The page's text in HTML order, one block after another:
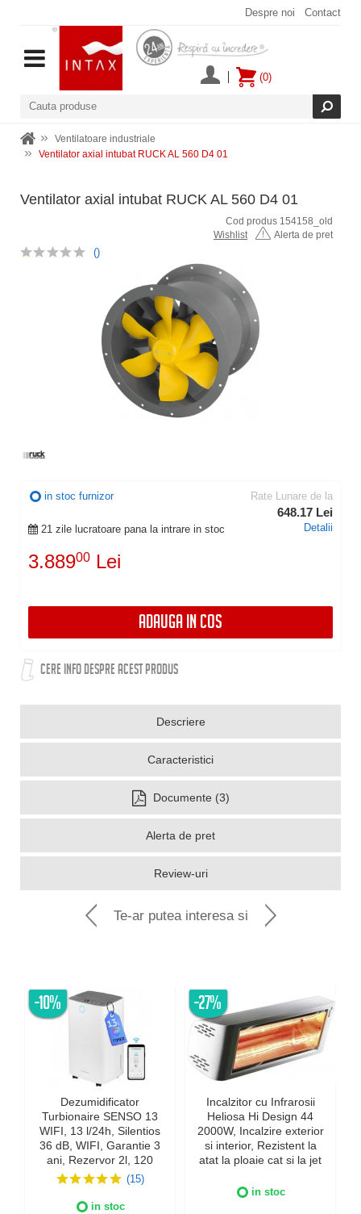
Despre noi Contact
(0)
Ventilatoare industriale
Ventilator axial intubat RUCK AL 560 D4 01
Ventilator axial intubat RUCK AL 560 D4 01
Cod produs 154158_old
Wishlist
Alerta de pret
()
in stoc furnizor
21 zile lucratoare pana la intrare in stoc
3.88900 Lei
Rate Lunare de la
648.17 Lei
Detalii
ADAUGA IN COS
CERE INFO DESPRE ACEST PRODUS
Descriere
Caracteristici
Documente (3)
Alerta de pret
Review-uri
Te-ar putea interesa si
-10%
Dezumidificator
Turbionaire SENSO 13
WIFI, 13 l/24h, Silentios
36 dB, WIFI, Garantie 3
ani, Rezervor 2l, 120
m³/h, Control digital,
Indicator luminos
umiditate, Timer, Display
(15)
in stoc
-27%
Incalzitor cu Infrarosii
Heliosa Hi Design 44
2000W, Incalzire exterior
si interior, Rezistent la
atat la ploaie cat si la jet
Culoare Alba, IPX5
in stoc